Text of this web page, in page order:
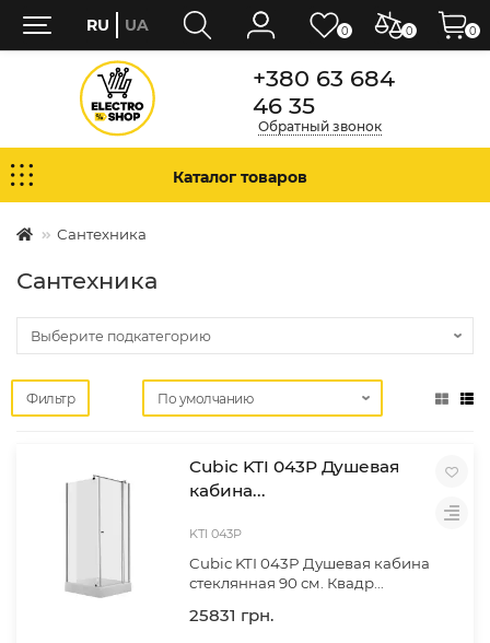
+380 63 684
46 35
Обратный звонок
Каталог товаров
Сантехника
Сантехника
Фильтр
Cubic KTI 043P Душевая
кабина...
KTI 043P
Cubic KTI 043P Душевая кабина
стеклянная 90 см. Квадр...
25831 грн.
0 0
RU UA 0